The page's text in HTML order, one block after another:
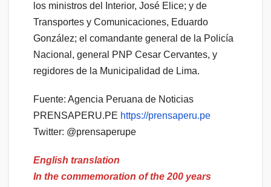
los ministros del Interior, José Elice; y de
Transportes y Comunicaciones, Eduardo
González; el comandante general de la Policía
Nacional, general PNP Cesar Cervantes, y
regidores de la Municipalidad de Lima.
Fuente: Agencia Peruana de Noticias
PRENSAPERU.PE https://prensaperu.pe
Twitter: @prensaperupe
English translation
In the commemoration of the 200 years